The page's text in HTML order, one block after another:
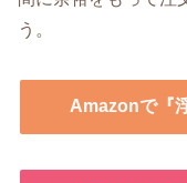
う。
Amazonで『